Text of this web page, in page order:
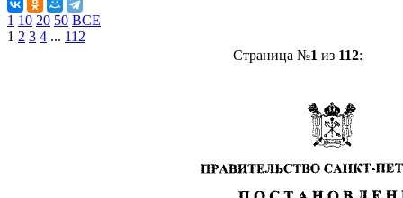
1 10 20 50 ВСЕ
1 2 3 4 ... 112
Страница №1 из 112: